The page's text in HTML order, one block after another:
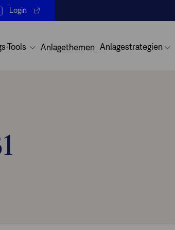
Login
Tools Anlagethemen Anlagestrategien